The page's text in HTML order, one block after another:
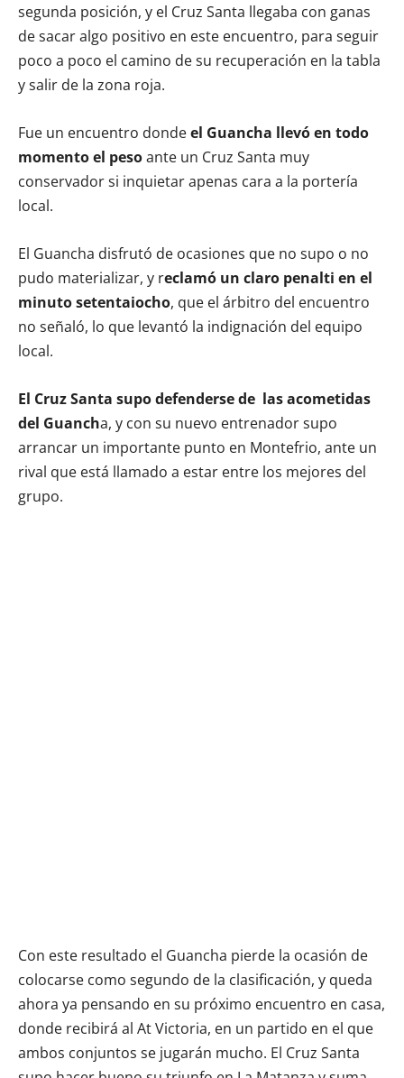
segunda posición, y el Cruz Santa llegaba con ganas
de sacar algo positivo en este encuentro, para seguir
poco a poco el camino de su recuperación en la tabla
y salir de la zona roja.
Fue un encuentro dondeel Guancha llevó en todo
momento el pesoante un Cruz Santa muy
conservador si inquietar apenas cara a la portería
local.
El Guancha disfrutó de ocasiones que no supo o no
pudo materializar, y reclamó un claro penalti en el
minuto setentaiocho, que el árbitro del encuentro
no señaló, lo que levantó la indignación del equipo
local.
El Cruz Santa supo defenderse de las acometidas
del Guancha, y con su nuevo entrenador supo
arrancar un importante punto en Montefrio, ante un
rival que está llamado a estar entre los mejores del
grupo.
Con este resultado el Guancha pierde la ocasión de
colocarse como segundo de la clasificación, y queda
ahora ya pensando en su próximo encuentro en casa,
donde recibirá al At Victoria, en un partido en el que
ambos conjuntos se jugarán mucho. El Cruz Santa